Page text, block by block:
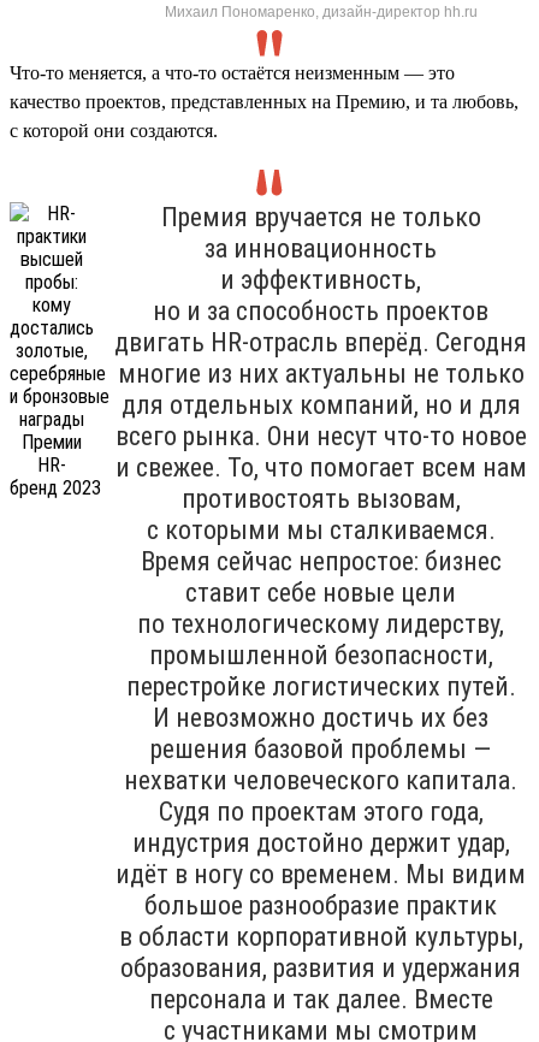
Михаил Пономаренко, дизайн-директор hh.ru
Что-то меняется, а что-то остаётся неизменным — это
качество проектов, представленных на Премию, и та любовь,
с которой они создаются.
Премия вручается не только
за инновационность
и эффективность,
но и за способность проектов
двигать HR-отрасль вперёд. Сегодня
многие из них актуальны не только
для отдельных компаний, но и для
всего рынка. Они несут что-то новое
и свежее. То, что помогает всем нам
противостоять вызовам,
с которыми мы сталкиваемся.
Время сейчас непростое: бизнес
ставит себе новые цели
по технологическому лидерству,
промышленной безопасности,
перестройке логистических путей.
И невозможно достичь их без
решения базовой проблемы —
нехватки человеческого капитала.
Судя по проектам этого года,
индустрия достойно держит удар,
идёт в ногу со временем. Мы видим
большое разнообразие практик
в области корпоративной культуры,
образования, развития и удержания
персонала и так далее. Вместе
с участниками мы смотрим